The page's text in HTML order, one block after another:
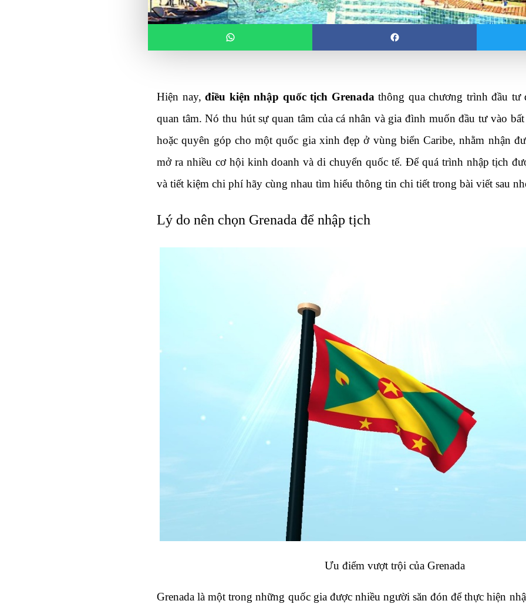
Hiện nay, điều kiện nhập quốc tịch Grenada thông qua chương trình đầu tư
quan tâm. Nó thu hút sự quan tâm của cá nhân và gia đình muốn đầu tư vào
hoặc quyên góp cho một quốc gia xinh đẹp ở vùng biển Caribe, nhằm nhận
mở ra nhiều cơ hội kinh doanh và di chuyển quốc tế. Để quá trình nhập tịch
và tiết kiệm chi phí hãy cùng nhau tìm hiểu thông tin chi tiết trong bài viết sau
Lý do nên chọn Grenada để nhập tịch
Ưu điểm vượt trội của Grenada
Grenada là một trong những quốc gia được nhiều người săn đón để thực hiện